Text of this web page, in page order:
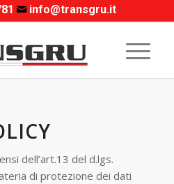
info@transgru.it
dell’art.13 del d.lgs.
di protezione dei dati